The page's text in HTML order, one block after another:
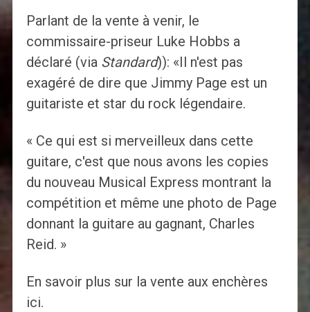
Parlant de la vente à venir, le
commissaire-priseur Luke Hobbs a
déclaré (via Standard)): «Il n'est pas
exagéré de dire que Jimmy Page est un
guitariste et star du rock légendaire.
« Ce qui est si merveilleux dans cette
guitare, c'est que nous avons les copies
du nouveau Musical Express montrant la
compétition et même une photo de Page
donnant la guitare au gagnant, Charles
Reid. »
En savoir plus sur la vente aux enchères
ici.